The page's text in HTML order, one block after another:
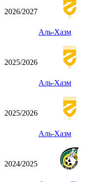
2026/2027
Аль-Хазм
2025/2026
Аль-Хазм
2025/2026
Аль-Хазм
2024/2025